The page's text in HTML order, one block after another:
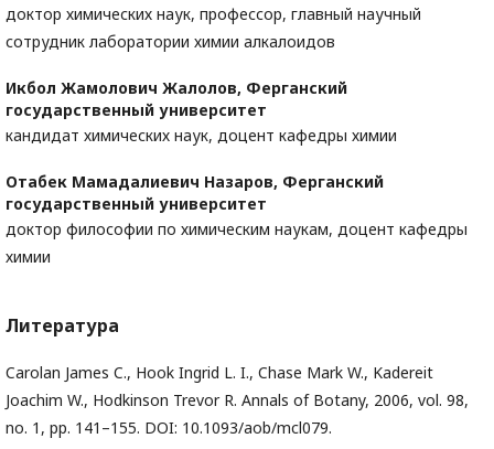
доктор химических наук, профессор, главный научный
сотрудник лаборатории химии алкалоидов
Икбол Жамолович Жалолов, Ферганский
государственный университет
кандидат химических наук, доцент кафедры химии
Отабек Мамадалиевич Назаров, Ферганский
государственный университет
доктор философии по химическим наукам, доцент кафедры
химии
Литература
Carolan James C., Hook Ingrid L. I., Chase Mark W., Kadereit
Joachim W., Hodkinson Trevor R. Annals of Botany, 2006, vol. 98,
no. 1, pp. 141–155. DOI: 10.1093/aob/mcl079.